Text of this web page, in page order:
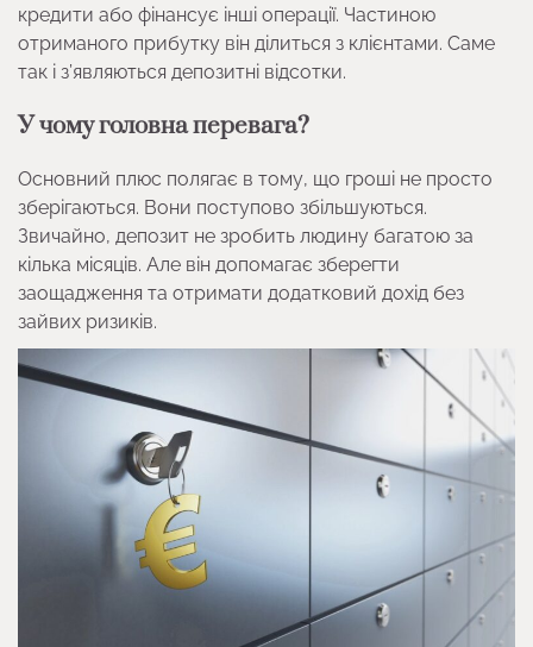
кредити або фінансує інші операції. Частиною
отриманого прибутку він ділиться з клієнтами. Саме
так і з’являються депозитні відсотки.
У чому головна перевага?
Основний плюс полягає в тому, що гроші не просто
зберігаються. Вони поступово збільшуються.
Звичайно, депозит не зробить людину багатою за
кілька місяців. Але він допомагає зберегти
заощадження та отримати додатковий дохід без
зайвих ризиків.